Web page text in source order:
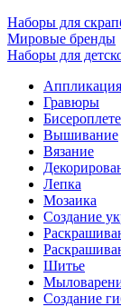
Наборы для
Мировые бренды
Наборы для
Аппликация
Гравюры
Вышивание
Вязание
Лепка
Мозаика
Создание
Шитье
Создание